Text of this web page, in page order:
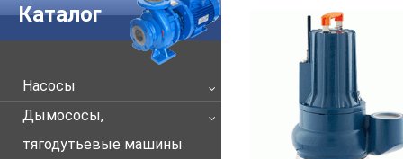
Каталог
Насосы
Дымососы,
тягодутьевые машины